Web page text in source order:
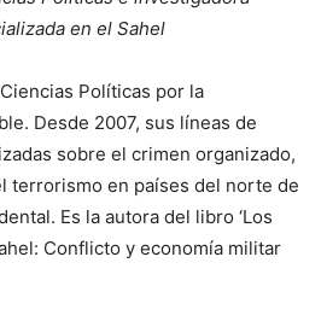
en el Sahel
Políticas por la
Desde 2007, sus líneas de
sobre el crimen organizado,
terrorismo en países del norte de
Es la autora del libro ‘Los
Conflicto y economía militar